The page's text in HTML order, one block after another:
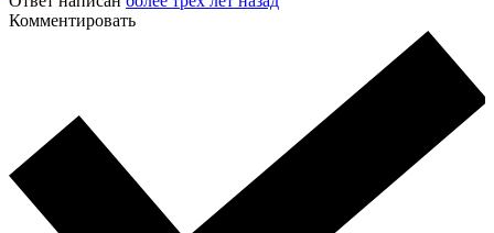
Комментировать